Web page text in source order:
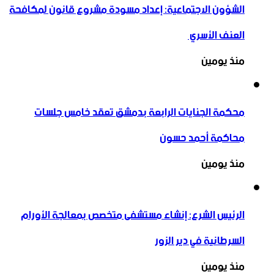
الشؤون الاجتماعية: إعداد مسودة مشروع قانون لمكافحة
العنف الأسري ‏
منذ يومين
محكمة الجنايات الرابعة بدمشق تعقد خامس جلسات
محاكمة أحمد حسون
منذ يومين
الرئيس الشرع: إنشاء ‌‏مستشفى متخصص بمعالجة الأورام
السرطانية في دير الزور
منذ يومين